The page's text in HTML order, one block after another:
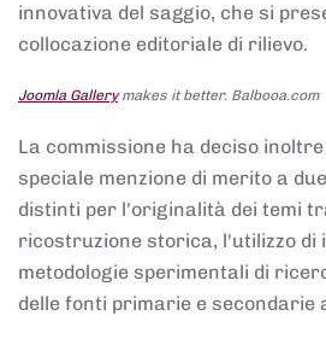
innovativa del saggio, che si
collocazione editoriale di rilievo.
Joomla Gallerymakes it better. Balbooa.com
La commissione ha deciso
speciale menzione di merito a
distinti per l'originalità dei temi
ricostruzione storica, l'utilizzo di
metodologie sperimentali di
delle fonti primarie e secondarie